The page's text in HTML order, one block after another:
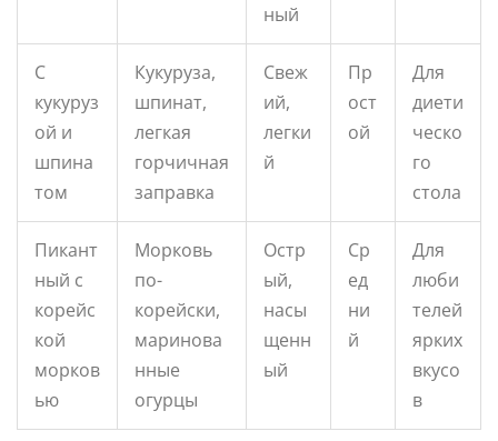
ный
С
кукуруз
ой и
шпина
том
Кукуруза,
шпинат,
легкая
горчичная
заправка
Свеж
ий,
легки
й
Пр
ост
ой
Для
диети
ческо
го
стола
Пикант
ный с
корейс
кой
морков
ью
Морковь
по-
корейски,
маринова
нные
огурцы
Остр
ый,
насы
щенн
ый
Ср
ед
ни
й
Для
люби
телей
ярких
вкусо
в